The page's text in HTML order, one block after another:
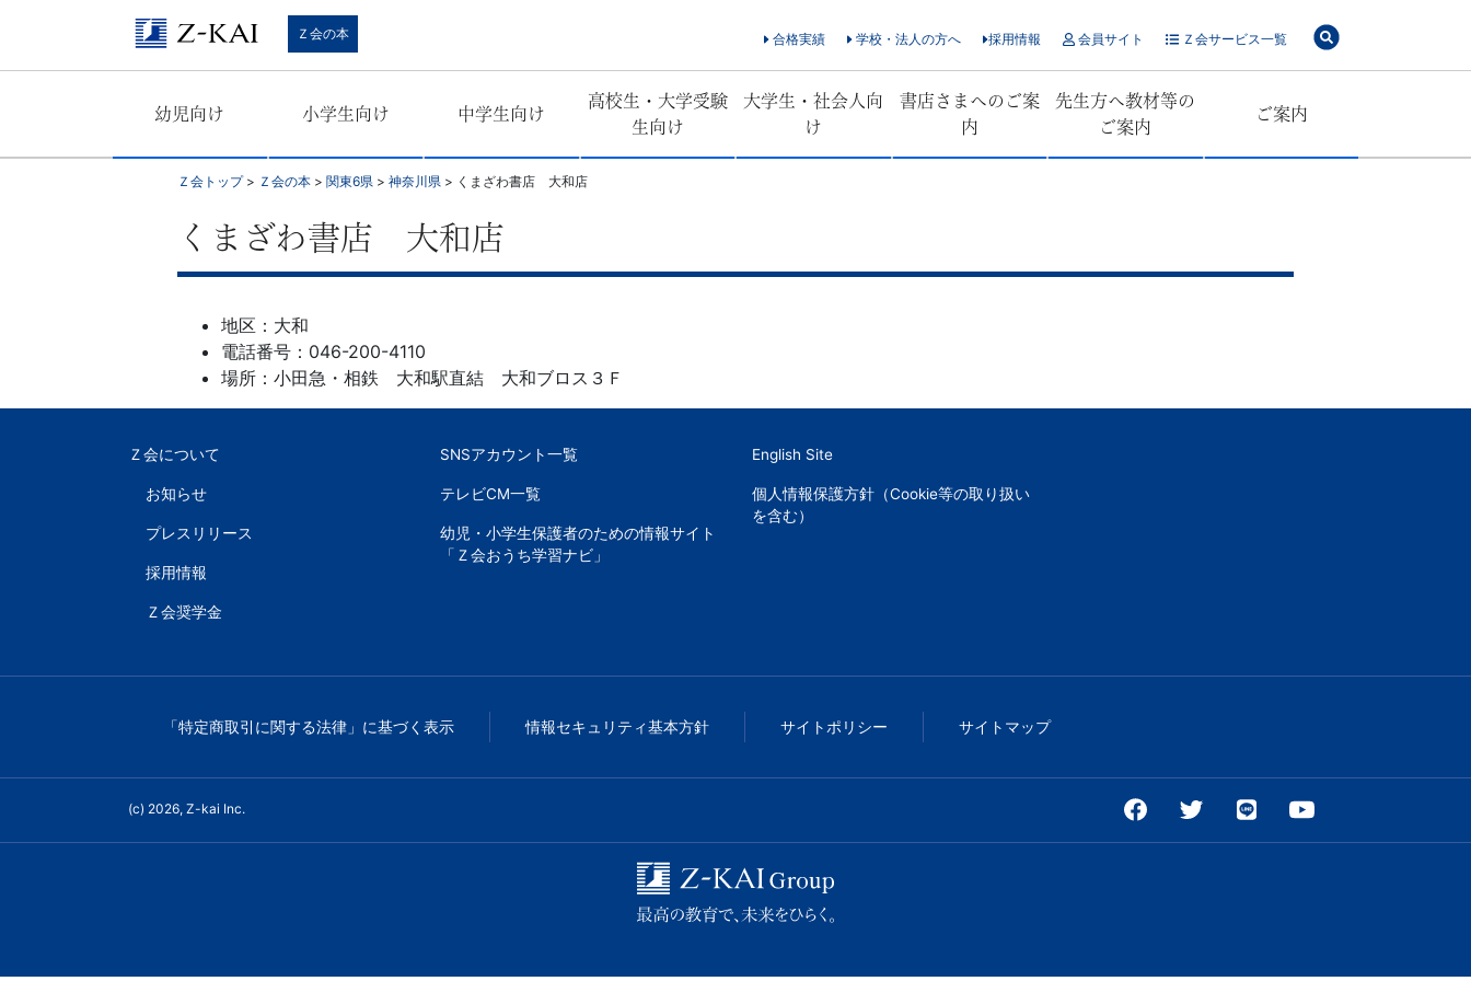
習
籍、
Ｚ会の本 合格実績 学校・法人の方へ 採用情報 会員サイト Ｚ会サービス一覧
幼児向け 小学生向け 中学生向け
高校生・大学受験
生向け
大学生・社会人向
け
書店さまへのご案
内
先生方へ教材等の
ご案内
ご案内
Ｚ会トップ> Ｚ会の本 > 関東6県 > 神奈川県 > くまざわ書店 大和店
くまざわ書店 大和店
地区：大和
電話番号：046-200-4110
場所：小田急・相鉄 大和駅直結 大和ブロス３Ｆ
Ｚ会について
お知らせ
プレスリリース
採用情報
Ｚ会奨学金
SNSアカウント一覧
テレビCM一覧
幼児・小学生保護者のための情報サイト
「Ｚ会おうち学習ナビ」
English Site
個人情報保護方針（Cookie等の取り扱い
を含む）
「特定商取引に関する法律」に基づく表示 情報セキュリティ基本方針 サイトポリシー サイトマップ
(c) 2026, Z-kai Inc.